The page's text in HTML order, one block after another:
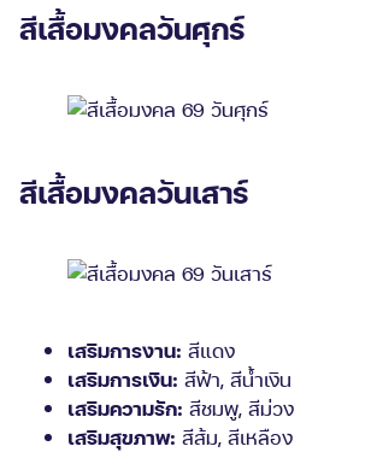
สีเสื้อมงคลวันศุกร์
สีเสื้อมงคลวันเสาร์
เสริมการงาน: สีแดง
เสริมการเงิน: สีฟ้า, สีน้ำเงิน
เสริมความรัก: สีชมพู, สีม่วง
เสริมสุขภาพ: สีส้ม, สีเหลือง